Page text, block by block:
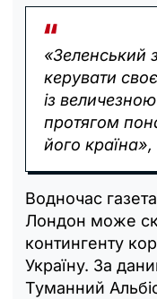
«Зеленський
керувати
із
протягом
його
Водночас газета
Лондон може
контингенту
Україну. За
Туманний